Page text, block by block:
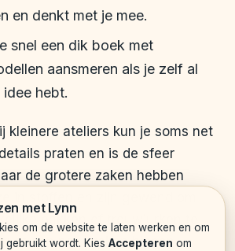
en denkt met je mee.
snel een dik boek met
aansmeren als je zelf al
hebt.
kleinere ateliers kun je soms net
praten en is de sfeer
de grotere zaken hebben
pakken of trouwjurken te
een paar zaken binnen
met Lynn
om de website te laten werken en om
gebruikt wordt. Kies Accepteren om